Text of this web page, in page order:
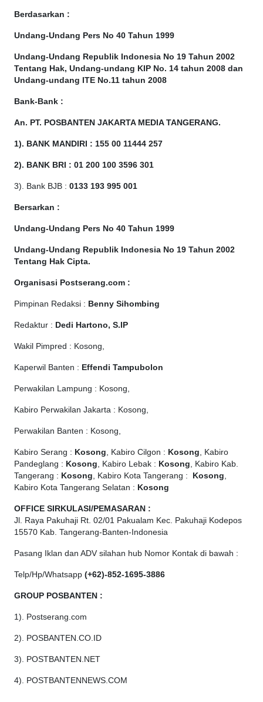
Berdasarkan :
Undang-Undang Pers No 40 Tahun 1999
Undang-Undang Republik Indonesia No 19 Tahun 2002
Tentang Hak, Undang-undang KIP No. 14 tahun 2008 dan
Undang-undang ITE No.11 tahun 2008
Bank-Bank :
An. PT. POSBANTEN JAKARTA MEDIA TANGERANG.
1). BANK MANDIRI : 155 00 11444 257
2). BANK BRI : 01 200 100 3596 301
3). Bank BJB : 0133 193 995 001
Bersarkan :
Undang-Undang Pers No 40 Tahun 1999
Undang-Undang Republik Indonesia No 19 Tahun 2002
Tentang Hak Cipta.
Organisasi Postserang.com :
Pimpinan Redaksi : Benny Sihombing
Redaktur : Dedi Hartono, S.IP
Wakil Pimpred : Kosong,
Kaperwil Banten : Effendi Tampubolon
Perwakilan Lampung : Kosong,
Kabiro Perwakilan Jakarta : Kosong,
Perwakilan Banten : Kosong,
Kabiro Serang : Kosong , Kabiro Cilgon : Kosong , Kabiro
Pandeglang : Kosong , Kabiro Lebak : Kosong , Kabiro Kab.
Tangerang : Kosong , Kabiro Kota Tangerang : Kosong
Kabiro Kota Tangerang Selatan : Kosong
OFFICE SIRKULASI/PEMASARAN :
Jl. Raya Pakuhaji Rt. 02/01 Pakualam Kec. Pakuhaji Kodepos
15570 Kab. Tangerang-Banten-Indonesia
Pasang Iklan dan ADV silahan hub Nomor Kontak di bawah :
Telp/Hp/Whatsapp (+62)-852-1695-3886
GROUP POSBANTEN :
1). Postserang.com
2). POSBANTEN.CO.ID
3). POSTBANTEN.NET
4). POSTBANTENNEWS.COM